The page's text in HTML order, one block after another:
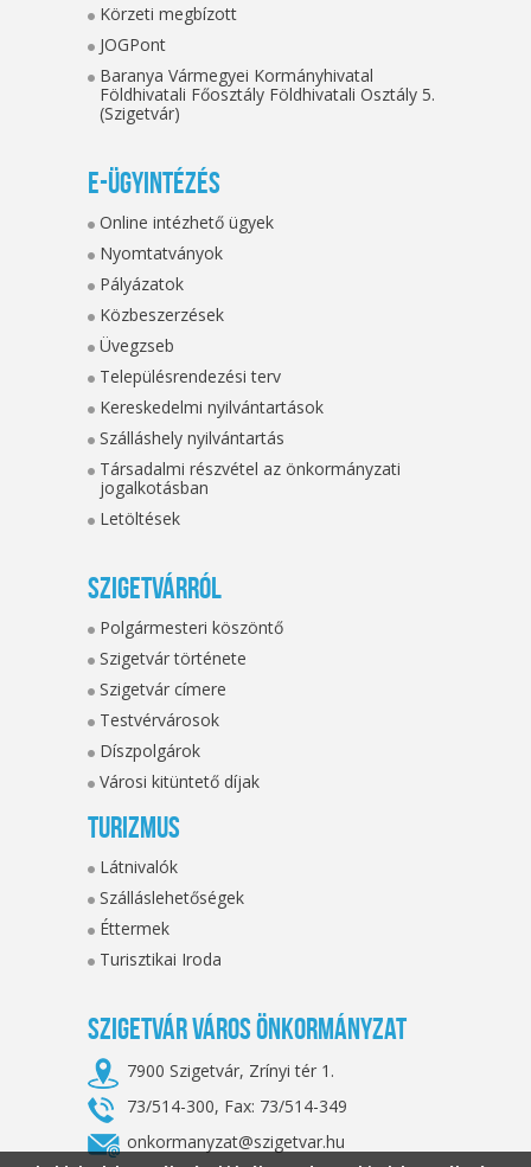
Körzeti megbízott
JOGPont
Baranya Vármegyei Kormányhivatal
Földhivatali Főosztály Földhivatali Osztály 5.
(Szigetvár)
E-ügyintézés
Online intézhető ügyek
Nyomtatványok
Pályázatok
Közbeszerzések
Üvegzseb
Településrendezési terv
Kereskedelmi nyilvántartások
Szálláshely nyilvántartás
Társadalmi részvétel az önkormányzati
jogalkotásban
Letöltések
Szigetvárról
Polgármesteri köszöntő
Szigetvár története
Szigetvár címere
Testvérvárosok
Díszpolgárok
Városi kitüntető díjak
Turizmus
Látnivalók
Szálláslehetőségek
Éttermek
Turisztikai Iroda
Szigetvár Város Önkormányzat
7900 Szigetvár, Zrínyi tér 1.
73/514-300, Fax: 73/514-349
onkormanyzat@szigetvar.hu